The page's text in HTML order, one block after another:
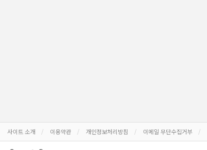
사이트 소개 이용약관 개인정보처리방침 이메일 무단수집거부